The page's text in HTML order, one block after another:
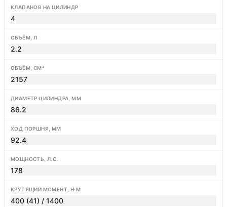
КЛАПАНОВ НА ЦИЛИНДР
4
ОБЪЁМ, Л
2.2
ОБЪЁМ, СМ³
2157
ДИАМЕТР ЦИЛИНДРА, ММ
86.2
ХОД ПОРШНЯ, ММ
92.4
МОЩНОСТЬ, Л.С.
178
КРУТЯЩИЙ МОМЕНТ, Н·М
400 (41) / 1400